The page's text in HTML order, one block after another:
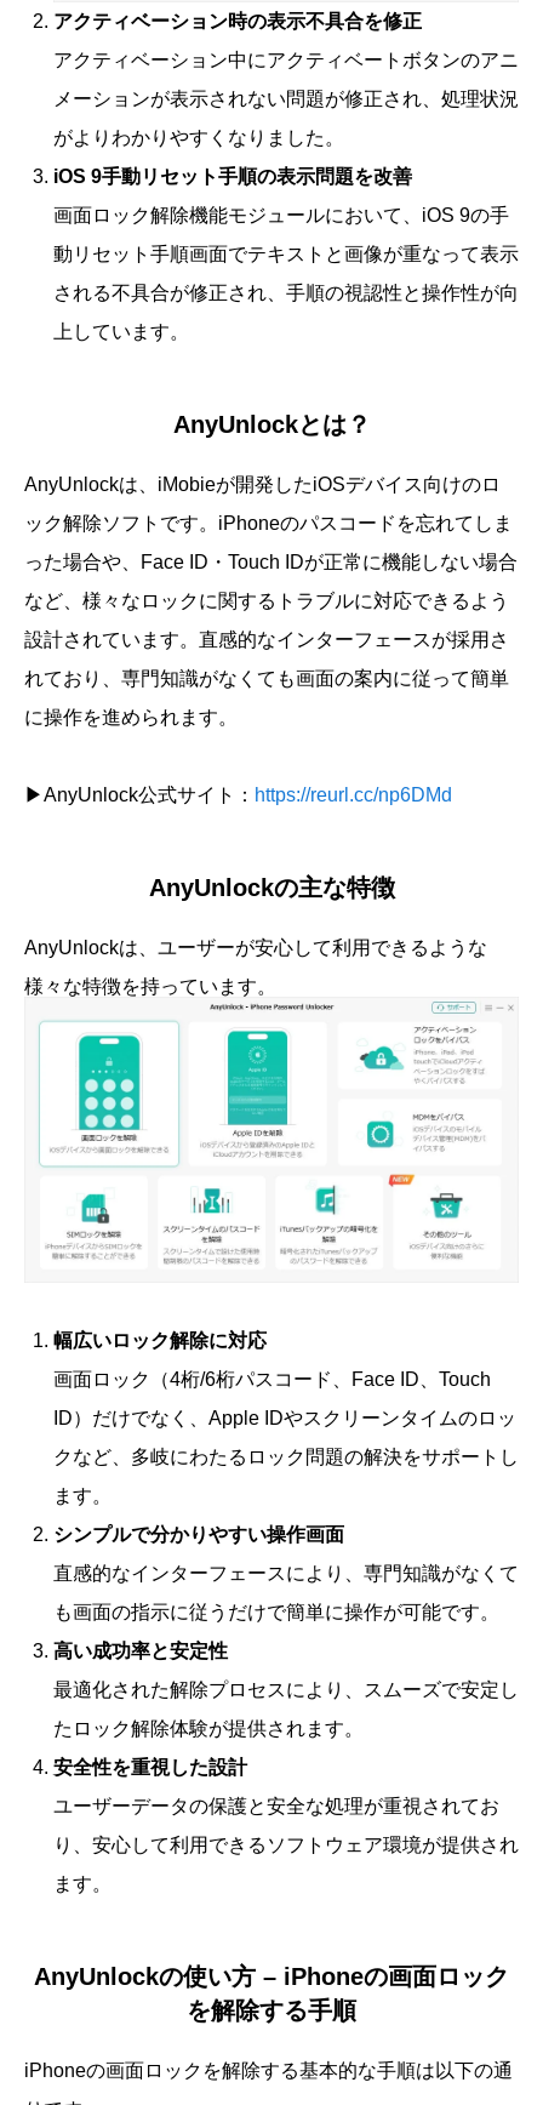
アクティベーション時の表示不具合を修正
アクティベーション中にアクティベートボタンのアニ
メーションが表示されない問題が修正され、処理状況
がよりわかりやすくなりました。
iOS 9手動リセット手順の表示問題を改善
画面ロック解除機能モジュールにおいて、iOS 9の手
動リセット手順画面でテキストと画像が重なって表示
される不具合が修正され、手順の視認性と操作性が向
上しています。
AnyUnlockとは？
AnyUnlockは、iMobieが開発したiOSデバイス向けのロ
ック解除ソフトです。iPhoneのパスコードを忘れてしま
った場合や、Face ID・Touch IDが正常に機能しない場合
など、様々なロックに関するトラブルに対応できるよう
設計されています。直感的なインターフェースが採用さ
れており、専門知識がなくても画面の案内に従って簡単
に操作を進められます。
▶AnyUnlock公式サイト： https://reurl.cc/np6DMd
AnyUnlockの主な特徴
AnyUnlockは、ユーザーが安心して利用できるような
様々な特徴を持っています。
幅広いロック解除に対応
画面ロック（4桁/6桁パスコード、Face ID、Touch
ID）だけでなく、Apple IDやスクリーンタイムのロッ
クなど、多岐にわたるロック問題の解決をサポートし
ます。
シンプルで分かりやすい操作画面
直感的なインターフェースにより、専門知識がなくて
も画面の指示に従うだけで簡単に操作が可能です。
高い成功率と安定性
最適化された解除プロセスにより、スムーズで安定し
たロック解除体験が提供されます。
安全性を重視した設計
ユーザーデータの保護と安全な処理が重視されてお
り、安心して利用できるソフトウェア環境が提供され
ます。
AnyUnlockの使い方 – iPhoneの画面ロック
を解除する手順
iPhoneの画面ロックを解除する基本的な手順は以下の通